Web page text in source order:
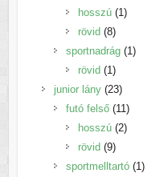
termék
hosszú 11
rövid 88
termék
sportnadrág 11
rövid 11
termék
junior lány 2323
termék
futó felső 1111
termék
hosszú 22
rövid 99
termék
sportmelltartó 11